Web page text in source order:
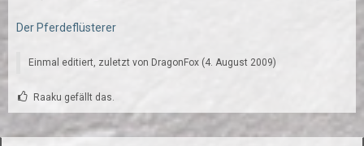
Der Pferdeflüsterer
Einmal editiert, zuletzt von DragonFox (4. August 2009)
Raaku gefällt das.